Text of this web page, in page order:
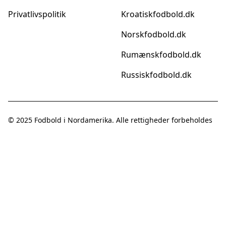
Privatlivspolitik
Kroatiskfodbold.dk
Norskfodbold.dk
Rumænskfodbold.dk
Russiskfodbold.dk
© 2025 Fodbold i Nordamerika. Alle rettigheder forbeholdes